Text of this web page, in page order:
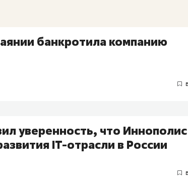
банкротила компанию
уверенность, что Иннополис
IT-отрасли в России